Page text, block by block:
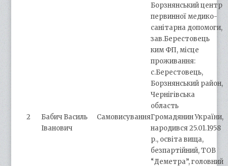
Борзнянський центр
первинної медико-
санітарна допомоги,
зав.Берестовець
ким ФП, місце
проживання:
с.Берестовець,
Борзнянський район,
Чернігівська
область
2
Бабич Василь
Іванович
СамовисуванняГромадянин України,
народився 25.01.1958
р., освіта вища,
безпартійний, ТОВ
“Деметра”, головний